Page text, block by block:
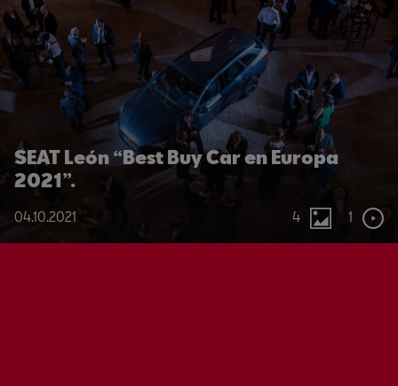
SEAT León “Best Buy Car en Europa
2021”.
04.10.2021 4 1